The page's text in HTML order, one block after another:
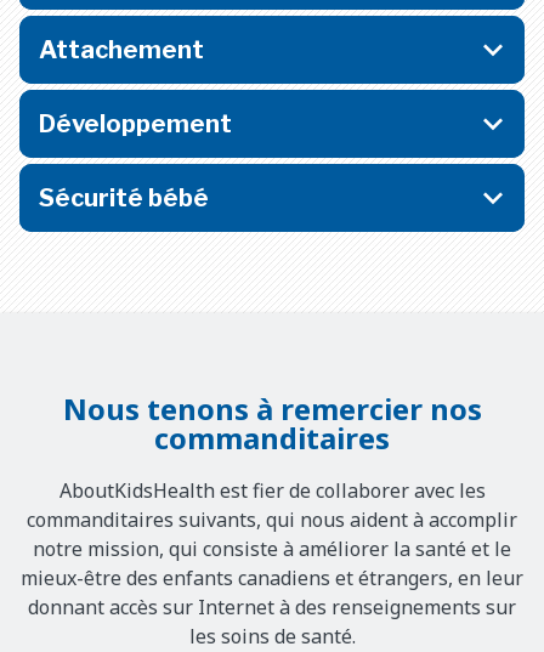
Attachement
Développement
Sécurité bébé
Nous tenons à remercier nos
commanditaires
AboutKidsHealth est fier de collaborer avec les
commanditaires suivants, qui nous aident à accomplir
notre mission, qui consiste à améliorer la santé et le
mieux-être des enfants canadiens et étrangers, en leur
donnant accès sur Internet à des renseignements sur
les soins de santé.